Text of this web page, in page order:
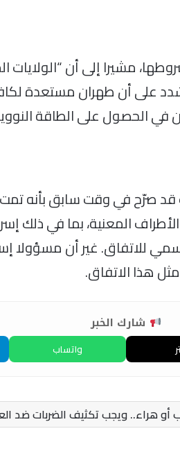
مشيرا إلى أن “الولايات
على أن طهران مستعدة
في الحصول على الطاقة
قد صرّح في وقت سابق بأنه
المعنية، بما في ذلك
للاتفاق. غير أن مسؤولا
هذا الاتفاق.
شارك الخبر
واتساب
هراء.. ويجب تكثيف الضربات ضد